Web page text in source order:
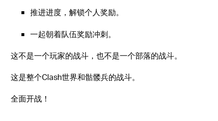
推进进度，解锁个人奖励。
一起朝着队伍奖励冲刺。
这不是一个玩家的战斗，也不是一个部落的战斗。
这是整个Clash世界和骷髅兵的战斗。
全面开战！